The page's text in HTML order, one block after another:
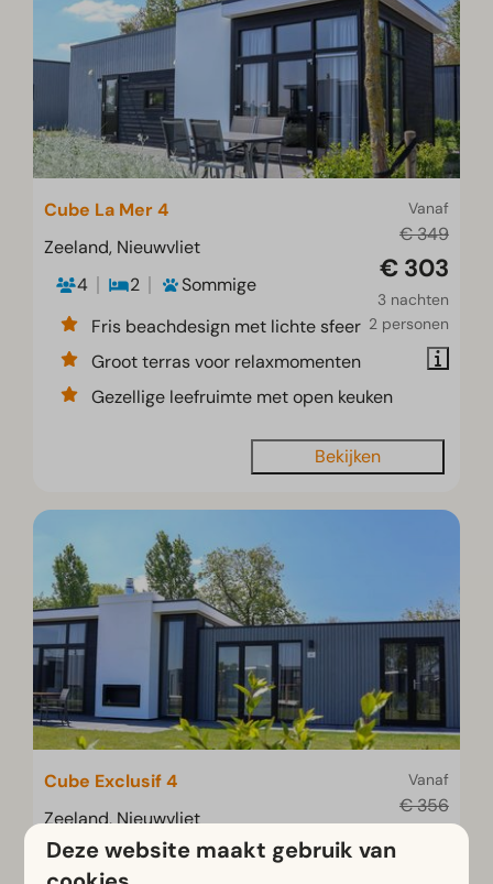
Vanaf
€ 349
€ 303
3 nachten
2 personen
Cube La Mer 4
Zeeland, Nieuwvliet
4
2
Sommige
Fris beachdesign met lichte sfeer
Groot terras voor relaxmomenten
Gezellige leefruimte met open keuken
Bekijken
Vanaf
€ 356
€ 308
Cube Exclusif 4
Zeeland, Nieuwvliet
4
2 Sommige
Deze website maakt gebruik van